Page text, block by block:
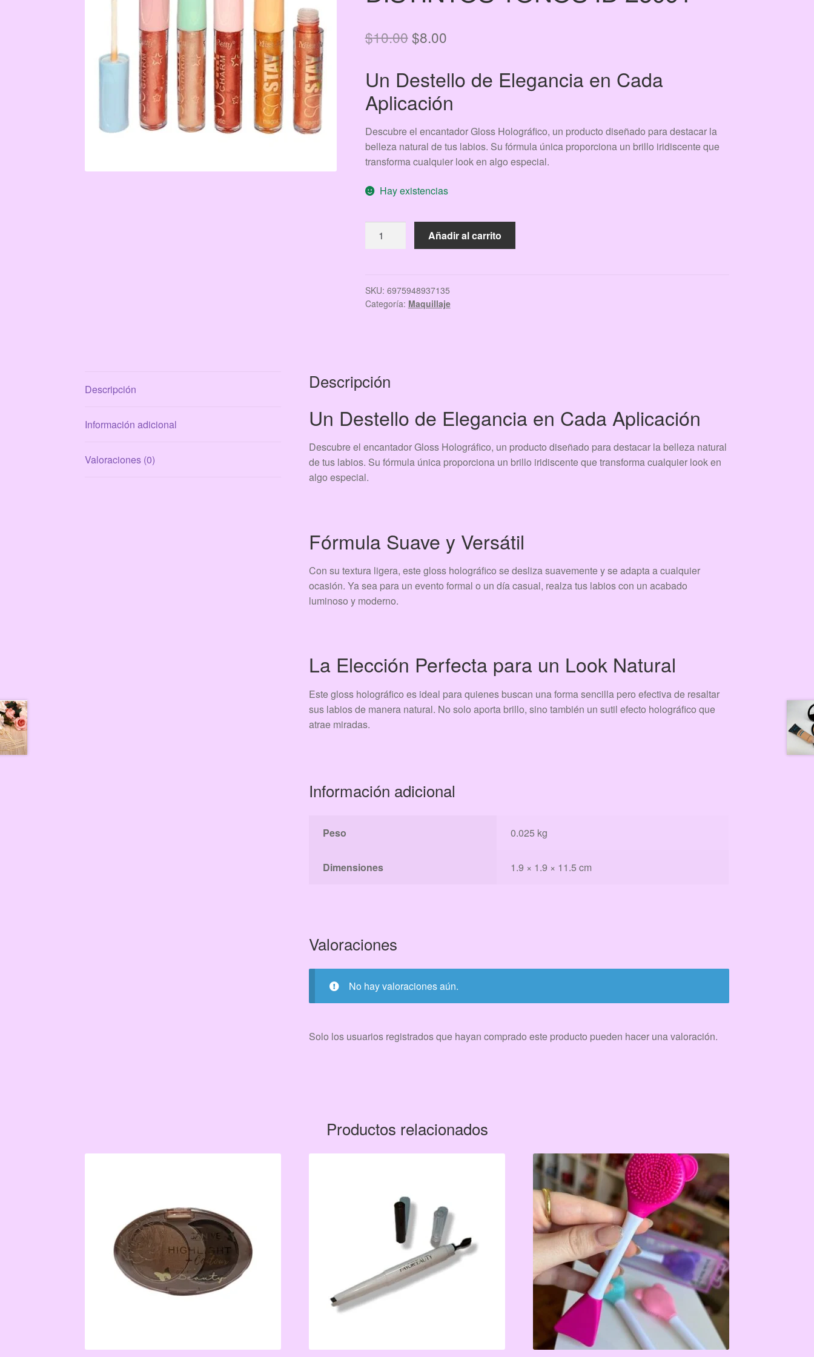
$10.00El
original
era:
$10.00.
$8.00El
actual
es:
$8.00.
Un Destello de Elegancia en Cada
Aplicación
Descubre el encantador Gloss Holográfico, un producto diseñado para destacar la
belleza natural de tus labios. Su fórmula única proporciona un brillo iridiscente que
transforma cualquier look en algo especial.
Hay existencias
HOLEOGRAFICO
DISTINTOS
TONOS
Añadir al carrito
SKU: 6975948937135
Categoría: Maquillaje
Descripción
Información adicional
Valoraciones (0)
Descripción
Un Destello de Elegancia en Cada Aplicación
Descubre el encantador Gloss Holográfico, un producto diseñado para destacar la belleza natural
de tus labios. Su fórmula única proporciona un brillo iridiscente que transforma cualquier look en
algo especial.
Fórmula Suave y Versátil
Con su textura ligera, este gloss holográfico se desliza suavemente y se adapta a cualquier
ocasión. Ya sea para un evento formal o un día casual, realza tus labios con un acabado
luminoso y moderno.
La Elección Perfecta para un Look Natural
Este gloss holográfico es ideal para quienes buscan una forma sencilla pero efectiva de resaltar
sus labios de manera natural. No solo aporta brillo, sino también un sutil efecto holográfico que
atrae miradas.
Información adicional
Peso 0.025 kg
Dimensiones 1.9 × 1.9 × 11.5 cm
Valoraciones
No hay valoraciones aún.
Solo los usuarios registrados que hayan comprado este producto pueden hacer una valoración.
Productos relacionados